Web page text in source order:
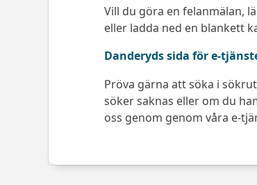
Vill du göra en felanmälan,
eller ladda ned en blankett
Danderyds sida för e-
Pröva gärna att söka i
söker saknas eller om du
oss genom genom våra e-